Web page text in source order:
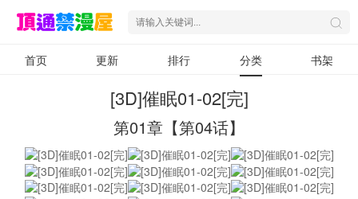
首页 更新 排行 分类 书架
[3D]催眠01-02[完]
第01章【第04话】